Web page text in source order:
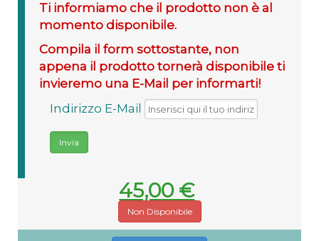
Ti informiamo che il prodotto non è al
momento disponibile.
Compila il form sottostante, non
appena il prodotto tornerà disponibile ti
invieremo una E-Mail per informarti!
Indirizzo E-Mail
45,00 €
Non Disponibile